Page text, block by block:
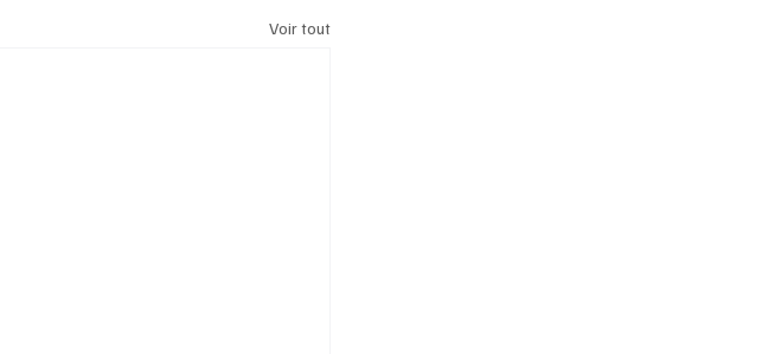
Voir tout